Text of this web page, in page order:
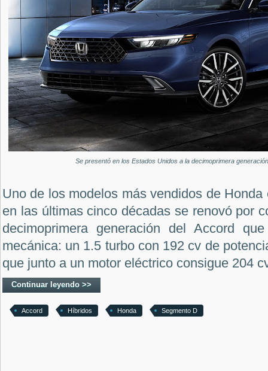
Se presentó en los Estados Unidos a la decimoprimera
Uno de los modelos más vendidos de
en las últimas cinco décadas se renovó por
decimoprimera generación del Accord
mecánica: un 1.5 turbo con 192 cv de
que junto a un motor eléctrico consigue 204
Continuar leyendo >>
Accord Híbridos Honda Segmento D